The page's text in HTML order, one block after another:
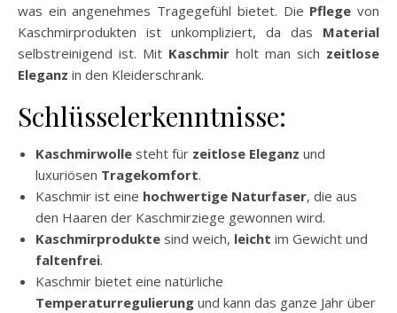
was ein angenehmes Tragegefühl bietet. Die Pflege von
Kaschmirprodukten ist unkompliziert, da das Material
selbstreinigend ist. Mit Kaschmir holt man sich zeitlose
Eleganz in den Kleiderschrank.
Schlüsselerkenntnisse:
Kaschmirwolle steht für zeitlose Eleganz und
luxuriösen Tragekomfort.
Kaschmir ist eine hochwertige Naturfaser, die aus
den Haaren der Kaschmirziege gewonnen wird.
Kaschmirprodukte sind weich, leicht im Gewicht und
faltenfrei.
Kaschmir bietet eine natürliche
Temperaturregulierung und kann das ganze Jahr über